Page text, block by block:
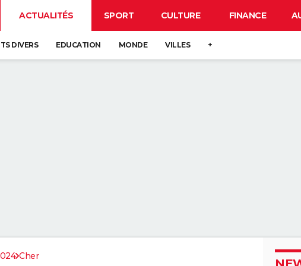
ACTUALITÉS SPORT CULTURE FINANCE
DIVERS EDUCATION MONDE VILLES +
Cher